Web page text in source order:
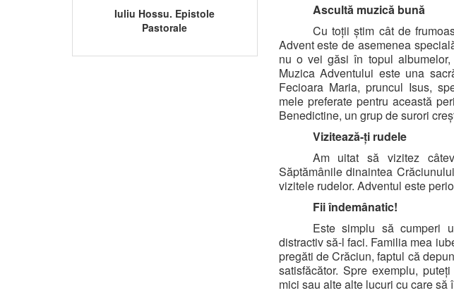
Iuliu Hossu. Epistole
Pastorale
Ascultă muzică bună
Cu toții știm cât de
Advent este de asemenea
nu o vei găsi în topul
Muzica Adventului este una
Fecioara Maria, pruncul Isus,
mele preferate pentru această
Benedictine, un grup de surori
Vizitează-ți rudele
Am uitat să vizitez
Săptămânile dinaintea
vizitele rudelor. Adventul este
Fii îndemânatic!
Este simplu să cumperi
distractiv să-l faci. Familia mea
pregăti de Crăciun, faptul că
satisfăcător. Spre exemplu,
mici sau alte alte lucuri cu care să